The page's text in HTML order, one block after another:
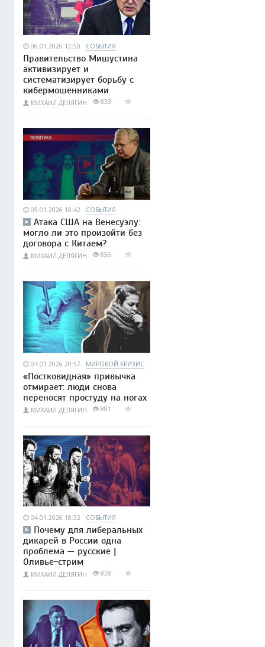
06.01.2026 12:50 СОБЫТИЯ
Правительство Мишустина
активизирует и
систематизирует борьбу с
кибермошенниками
МИХАИЛ ДЕЛЯГИН 833
05.01.2026 18:42 СОБЫТИЯ
Атака США на Венесуэлу:
могло ли это произойти без
договора с Китаем?
МИХАИЛ ДЕЛЯГИН 856
04.01.2026 20:57 МИРОВОЙ КРИЗИС
«Постковидная» привычка
отмирает: люди снова
переносят простуду на ногах
МИХАИЛ ДЕЛЯГИН 881
04.01.2026 18:32 СОБЫТИЯ
Почему для либеральных
дикарей в России одна
проблема — русские |
Оливье-стрим
МИХАИЛ ДЕЛЯГИН 828